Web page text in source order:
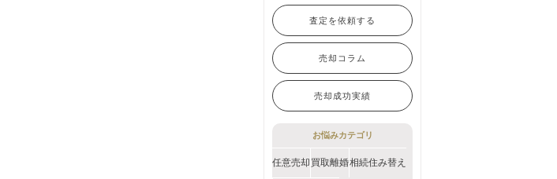
査定を依頼する
売却コラム
売却成功実績
お悩みカテゴリ
任意売却 買取離婚相続住み替え